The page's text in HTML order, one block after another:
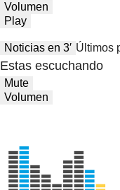
Volumen
Play
Noticias en 3′ Últimos
Estas escuchando
Mute
Volumen